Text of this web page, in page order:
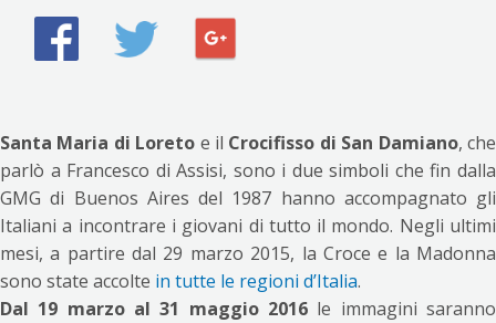
Santa Maria di Loreto e il Crocifisso di San Damiano, che
parlò a Francesco di Assisi, sono i due simboli che fin dalla
GMG di Buenos Aires del 1987 hanno accompagnato gli
Italiani a incontrare i giovani di tutto il mondo. Negli ultimi
mesi, a partire dal 29 marzo 2015, la Croce e la Madonna
sono state accolte in tutte le regioni d’Italia.
Dal 19 marzo al 31 maggio 2016 le immagini saranno